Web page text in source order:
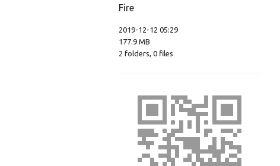
Fire
2019-12-12 05:29
177.9 MB
2 folders, 0 files